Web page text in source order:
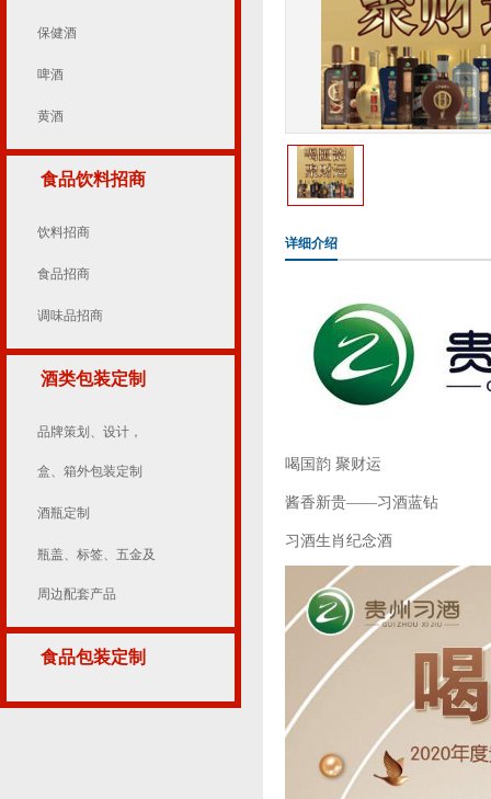
保健酒
啤酒
黄酒
食品饮料招商
饮料招商
食品招商
调味品招商
酒类包装定制
品牌策划、设计，
盒、箱外包装定制
酒瓶定制
瓶盖、标签、五金及
周边配套产品
食品包装定制
详细介绍
喝国韵 聚财运
酱香新贵——习酒蓝钻
习酒生肖纪念酒